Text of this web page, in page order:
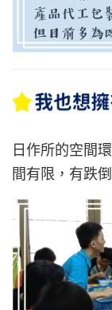
日作所的空間
間有限，有跌